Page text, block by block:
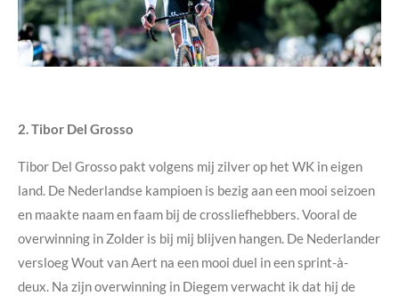
2. Tibor Del Grosso
Tibor Del Grosso pakt volgens mij zilver op het WK in eigen
land. De Nederlandse kampioen is bezig aan een mooi seizoen
en maakte naam en faam bij de crossliefhebbers. Vooral de
overwinning in Zolder is bij mij blijven hangen. De Nederlander
versloeg Wout vanAert na een mooi duel in een sprint-à-
deux. Na zijn overwinning in Diegemverwacht ik dat hij de